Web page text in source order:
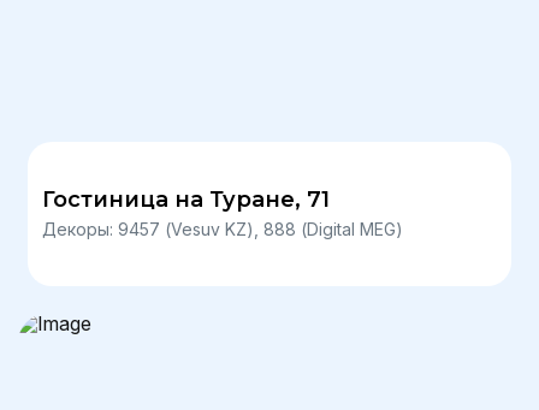
Гостиница на Туране, 71
Декоры: 9457 (Vesuv KZ), 888 (Digital MEG)